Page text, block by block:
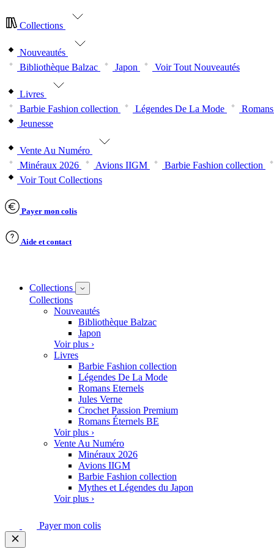
Collections
Nouveautés
Bibliothèque Balzac
Japon Voir Tout Nouveautés
Livres
Barbie Fashion collection
Légendes De La Mode
Jeunesse
Vente Au Numéro
Minéraux 2026
Avions IIGM Barbie Fashion collection
Voir Tout Collections
Payer mon colis
Aide et contact
Collections
Collections
Nouveautés
Bibliothèque Balzac
Japon
Voir plus ›
Livres
Barbie Fashion collection
Légendes De La Mode
Romans Eternels
Jules Verne
Crochet Passion Premium
Romans Éternels BE
Voir plus ›
Vente Au Numéro
Minéraux 2026
Avions IIGM
Barbie Fashion collection
Mythes et Légendes du Japon
Voir plus ›
Payer mon colis